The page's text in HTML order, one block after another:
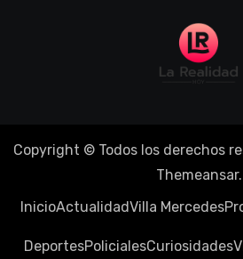
Copyright © Todos los derechos
Themeansar.
InicioActualidadVilla Mercedes
DeportesPolicialesCuriosidades